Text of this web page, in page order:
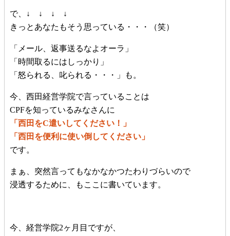
で、↓ ↓ ↓ ↓
きっとあなたもそう思っている・・・（笑）
「メール、返事送るなよオーラ」
「時間取るにはしっかり」
「怒られる、叱られる・・・」も。
今、西田経営学院で言っていることは
CPFを知っているみなさんに
「西田をC遣いしてください！」
「西田を便利に使い倒してください」
です。
まぁ、突然言ってもなかなかつたわりづらいので
浸透するために、もここに書いています。
今、経営学院2ヶ月目ですが、